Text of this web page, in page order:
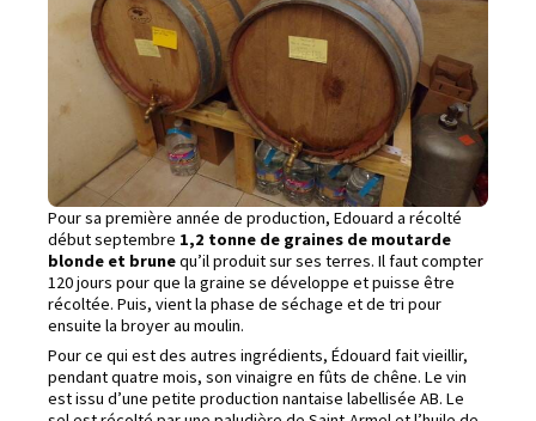
Pour sa première année de production, Edouard a récolté
début septembre 1,2 tonne de graines de moutarde
blonde et brunequ’il produit sur ses terres. Il faut compter
120 jours pour que la graine se développe et puisse être
récoltée. Puis, vient la phase de séchage et de tri pour
ensuite la broyer au moulin.
Pour ce qui est des autres ingrédients, Édouard fait vieillir,
pendant quatre mois, son vinaigre en fûts de chêne. Le vin
est issu d’une petite production nantaise labellisée AB. Le